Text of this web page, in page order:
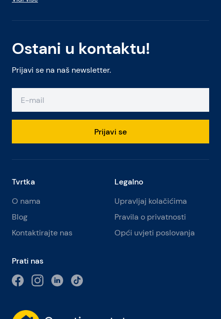
Ostani u kontaktu!
Prijavi se na naš newsletter.
Prijavi se
Tvrtka
O nama
Blog
Kontaktirajte nas
Legalno
Upravljaj kolačićima
Pravila o privatnosti
Opći uvjeti poslovanja
Prati nas